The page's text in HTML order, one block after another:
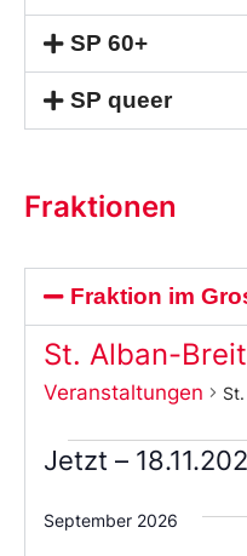
SP 60+
SP queer
Fraktionen
Fraktion im
St. Alban-
Veranstaltungen
Jetzt –
Sie
das
September 2026